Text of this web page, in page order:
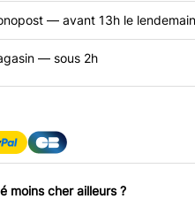
— avant 13h le
— sous 2h
moins cher ailleurs ?